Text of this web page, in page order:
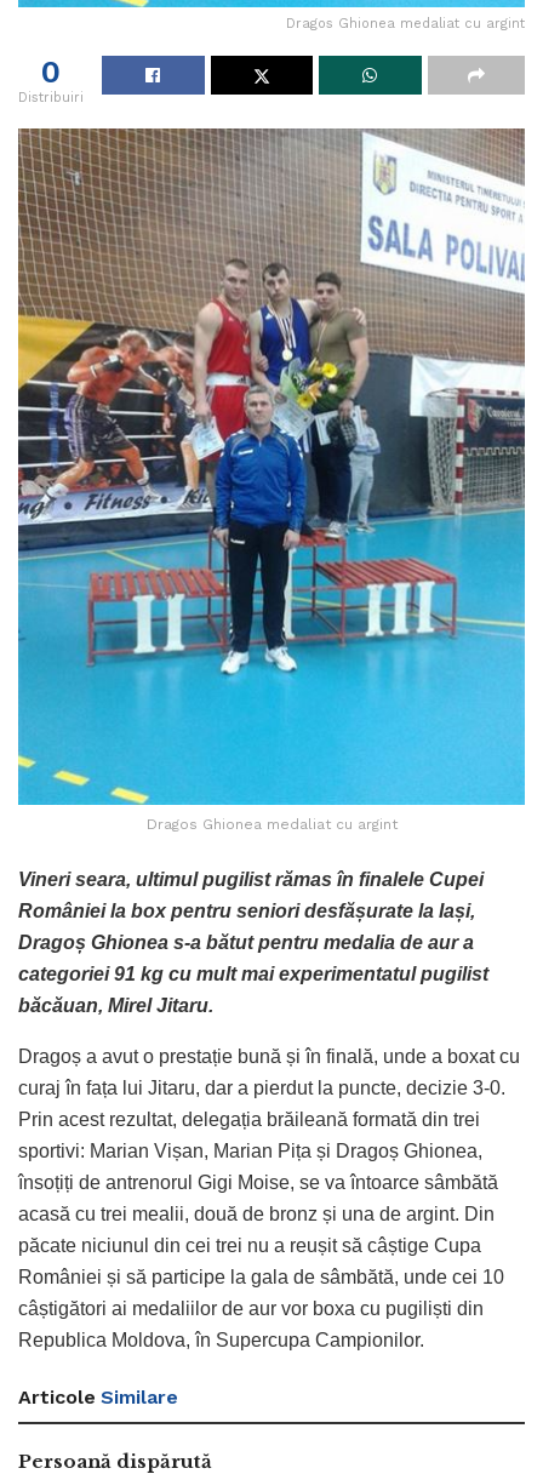
Dragos Ghionea medaliat cu argint
0
Distribuiri
Dragos Ghionea medaliat cu argint
Vineri seara, ultimul pugilist rămas în finalele Cupei
României la box pentru seniori desfășurate la Iași,
Dragoș Ghionea s-a bătut pentru medalia de aur a
categoriei 91 kg cu mult mai experimentatul pugilist
băcăuan, Mirel Jitaru.
Dragoș a avut o prestație bună și în finală, unde a boxat cu
curaj în fața lui Jitaru, dar a pierdut la puncte, decizie 3-0.
Prin acest rezultat, delegația brăileană formată din trei
sportivi: Marian Vișan, Marian Pița și Dragoș Ghionea,
însoțiți de antrenorul Gigi Moise, se va întoarce sâmbătă
acasă cu trei mealii, două de bronz și una de argint. Din
păcate niciunul din cei trei nu a reușit să câștige Cupa
României și să participe la gala de sâmbătă, unde cei 10
câștigători ai medaliilor de aur vor boxa cu pugiliști din
Republica Moldova, în Supercupa Campionilor.
Articole Similare
Persoană dispărută